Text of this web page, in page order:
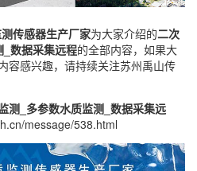
传感器生产厂家为大家介绍的二次
数据采集远程的全部内容，如果大
容感兴趣，请持续关注苏州禹山传
测_多参数水质监测_数据采集远
message/538.html